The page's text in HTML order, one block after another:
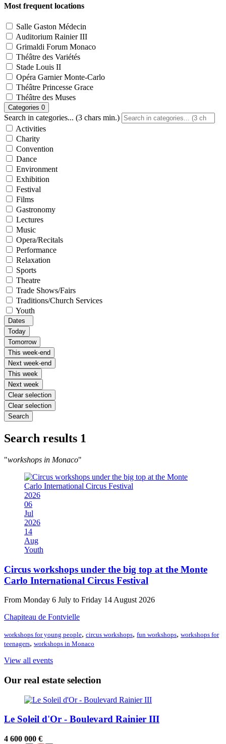
Most frequent locations
Salle Gaston Médecin
Auditorium Rainier III
Grimaldi Forum Monaco
Théâtre des Variétés
Stade Louis II
Opéra Garnier Monte-Carlo
Théâtre Princesse Grace
Théâtre des Muses
Categories 0
Search in categories... (3 chars min.)
Activities
Charity
Convention
Dance
Environment
Exhibition
Festival
Films
Gastronomy
Lectures
Music
Opera/Recitals
Performance
Relaxation
Sports
Theatre
Trade Shows/Fairs
Traditions/Church Services
Youth
Dates
Today
Tomorrow
This week-end
Next week-end
This week
Next week
Clear selection
Clear selection
Search
Search results 1
"workshops in Monaco"
2026
06
Jul
2026
14
Aug
Youth
Circus workshops under the big top at the Monte
Carlo International Circus Festival
From Monday 6 July to Friday 14 August 2026
Chapiteau de Fontvielle
workshops for young people, circus workshops, fun workshops, workshops for
teenagers, workshops in Monaco
View all events
Our real estate selection
Le Soleil d'Or - Boulevard Rainier III
4 600 000 €